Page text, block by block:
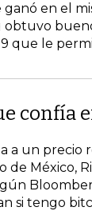
ganó en el
obtuvo
que le
confía
a un precio
México,
si tengo